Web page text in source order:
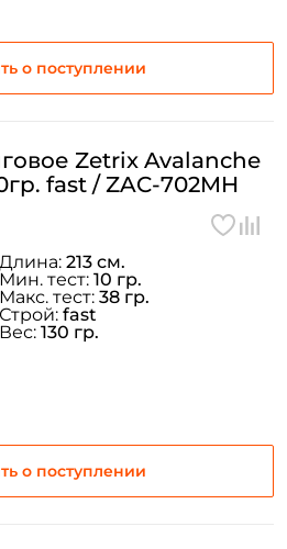
о поступлении
Zetrix Avalanche
fast / ZAC-702MH
о поступлении
Длина: 213 см.
Мин. тест: 10 гр.
Макс. тест: 38 гр.
Строй: fast
Вес: 130 гр.